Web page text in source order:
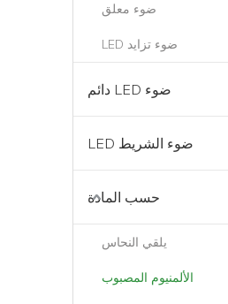
ضوء معلق
ضوء تزايد LED
ضوء LED دائم
ضوء الشريط LED
حسب المادة
يلقي النحاس
الألمنيوم المصبوب